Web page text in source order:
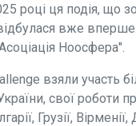
році ця подія, що
вже
Ноосфера".
взяли участь
свої роботи
Грузії,